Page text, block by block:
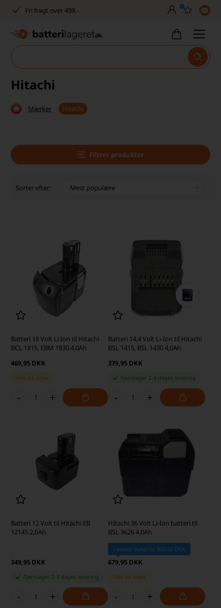
Fri fragt over 499,-
Dansk lager
Dag-til-dag levering
0
Hitachi
Mærker Hitachi
Filtrer produkter
Sorter efter:
Batteri 18 Volt Li Ion til Hitachi
BCL 1815, EBM 1830 4,0Ah
469,95 DKK
Ikke på lager
- +
Batteri 14,4 Volt Li-Ion til Hitachi
BSL 1415, BSL 1430 4,0Ah
379,95 DKK
Fjernlager 2-4 dages levering
- +
Batteri 12 Volt til Hitachi EB
1214S 2,0Ah
349,95 DKK
Fjernlager 2-4 dages levering
- +
HItachi 36 Volt Li-Ion batteri til
BSL 3626 4,0Ah
Laveste stykpris: 600,00 DKK
679,95 DKK
Ikke på lager
- +